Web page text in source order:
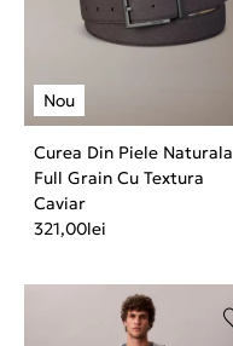
Curea Din Piele Naturala
Full Grain Cu Textura
Caviar
321,00lei